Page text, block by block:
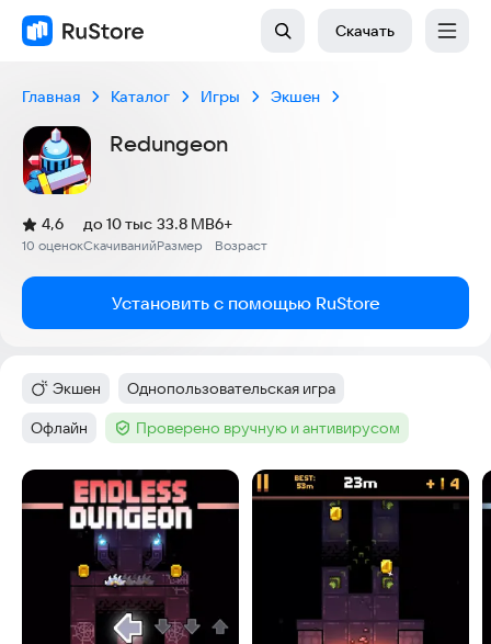
Скачать
Главная Каталог Игры Экшен
Redungeon
Рейтинг:
4,6
(
10 оценок
)
Скачиваний
до 10 тыс
Размер
33.8 MB
Возраст
6+
Установить с помощью RuStore
Категория
Экшен Тег:
Однопользовательская игра
Тег:
Офлайн Тег :Проверено вручную и антивирусом
Скриншоты